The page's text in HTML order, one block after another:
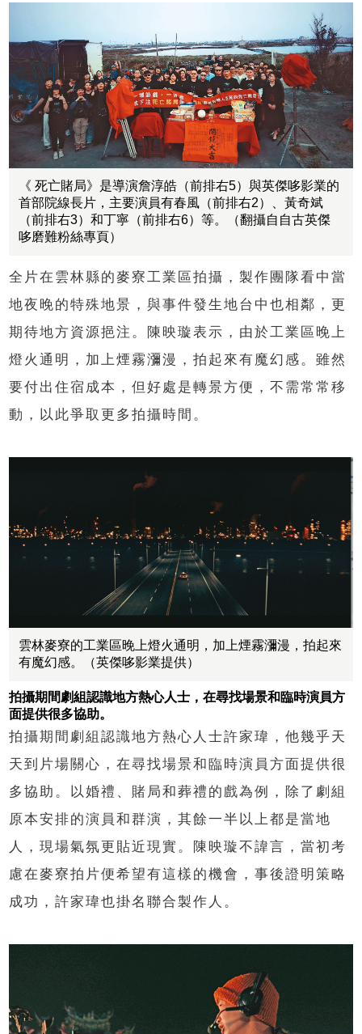
《 死亡賭局》是導演詹淳皓（前排右5）與英傑哆影業的
首部院線長片，主要演員有春風（前排右2）、黃奇斌
（前排右3）和丁寧（前排右6）等。（翻攝自自古英傑
哆磨難粉絲專頁）
全片在雲林縣的麥寮工業區拍攝，製作團隊看中當
地夜晚的特殊地景，與事件發生地台中也相鄰，更
期待地方資源挹注。陳映璇表示，由於工業區晚上
燈火通明，加上煙霧瀰漫，拍起來有魔幻感。雖然
要付出住宿成本，但好處是轉景方便，不需常常移
動，以此爭取更多拍攝時間。
雲林麥寮的工業區晚上燈火通明，加上煙霧瀰漫，拍起來
有魔幻感。（英傑哆影業提供）
拍攝期間劇組認識地方熱心人士，在尋找場景和臨時演員方
面提供很多協助。
拍攝期間劇組認識地方熱心人士許家瑋，他幾乎天
天到片場關心，在尋找場景和臨時演員方面提供很
多協助。以婚禮、賭局和葬禮的戲為例，除了劇組
原本安排的演員和群演，其餘一半以上都是當地
人，現場氣氛更貼近現實。陳映璇不諱言，當初考
慮在麥寮拍片便希望有這樣的機會，事後證明策略
成功，許家瑋也掛名聯合製作人。